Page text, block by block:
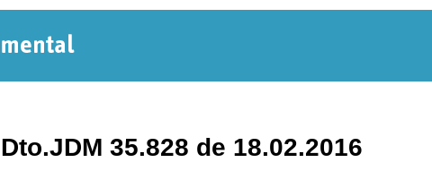
Dto.JDM 35.828 de 18.02.2016